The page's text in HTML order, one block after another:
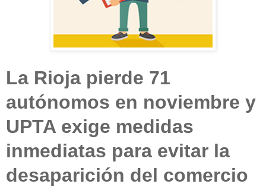
La Rioja pierde 71
autónomos en noviembre y
UPTA exige medidas
inmediatas para evitar la
desaparición del comercio